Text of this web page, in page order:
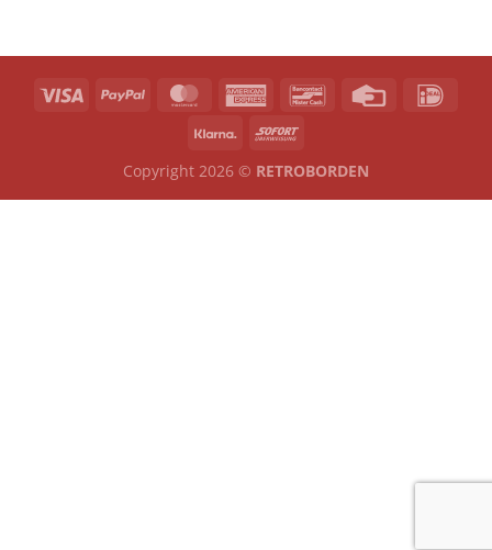
Copyright 2026 © RETROBORDEN